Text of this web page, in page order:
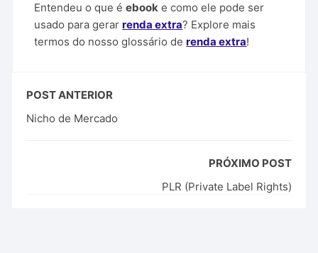
Entendeu o que éebook e como ele pode ser
usado para gerarrenda extra? Explore mais
termos do nosso glossário derenda extra!
POST ANTERIOR
Nicho de Mercado
PRÓXIMO POST
PLR (Private Label Rights)